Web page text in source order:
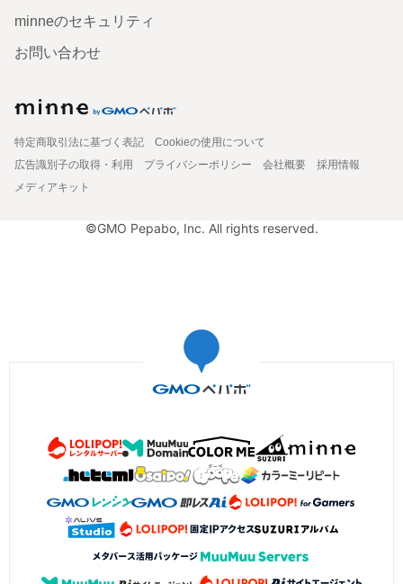
minneのセキュリティ
お問い合わせ
特定商取引法に基づく表記
Cookieの使用について
広告識別子の取得・利用
プライバシーポリシー 会社概要
採用情報
メディアキット
©GMO Pepabo, Inc. All rights reserved.